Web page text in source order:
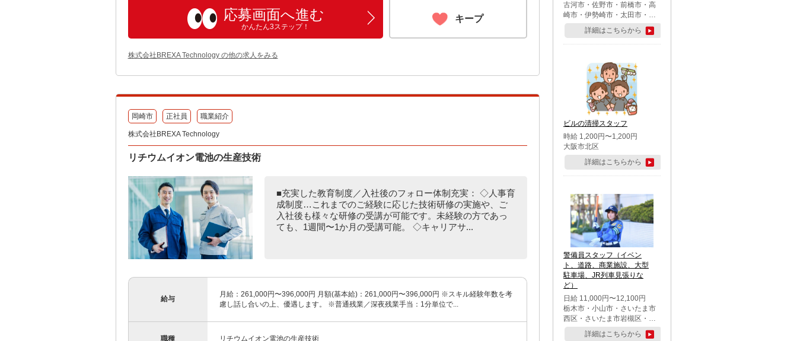
応募画面へ進む
かんたん3ステップ！
キープ
株式会社BREXA Technology の他の求人をみる
岡崎市 正社員 職業紹介
株式会社BREXA Technology
リチウムイオン電池の生産技術
■充実した教育制度／入社後のフォロー体制充実： ◇人事育
成制度…これまでのご経験に応じた技術研修の実施や、ご
入社後も様々な研修の受講が可能です。未経験の方であっ
ても、1週間〜1か月の受講可能。 ◇キャリアサ...
給与
月給：261,000円〜396,000円 月額(基本給)：261,000円〜396,000円 ※スキル経験年数を考
慮し話し合いの上、優遇します。 ※普通残業／深夜残業手当：1分単位で...
職種 リチウムイオン電池の生産技術
古河市・佐野市・前橋市・高
崎市・伊勢崎市・太田市・館
林市・藤岡市・大泉町・さい
たま市北区・川越市・熊谷
市・行田市・秩父市・所沢
市・鶴ケ島市・千葉市中央
区・市川市・松戸市・習志野
市・柏市・流山市・八千代
市・足立区・江戸川区・八王
子市・町田市
詳細はこちらから
ビルの清掃スタッフ
時給 1,200円〜1,200円
大阪市北区
詳細はこちらから
警備員スタッフ（イベン
ト、道路、商業施設、大型
駐車場、JR列車見張りな
ど）
日給 11,000円〜12,100円
栃木市・小山市・さいたま市
西区・さいたま市岩槻区・久
喜市・蓮田市
詳細はこちらから